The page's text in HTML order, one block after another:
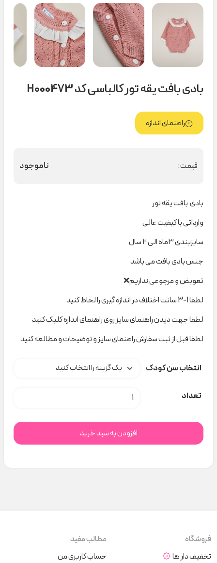
بادی بافت یقه تور کالباسی کد H000473
راهنمای اندازه
قیمت: ناموجود
بادی بافت یقه تور
وارداتی با کیفیت عالی
سایزبندی ۳ماه الی ۲ سال
جنس بادی بافت می باشد
تعویض و مرجوعی نداریم❌
لطفا 1-3 سانت اختلاف در اندازه گیری را لحاظ کنید
لطفا جهت دیدن راهنمای سایز روی راهنمای اندازه کلیک کنید
لطفا قبل از ثبت سفارش راهنمای سایز و توضیحات و مطالعه کنید
انتخاب سن کودک
تعداد بادی بافت یقه تور کالباسی کد H000473 عدد
افزودن به سبد خرید
فروشگاه
تخفیف دار ها
مطالب مفید
حساب کاربری من